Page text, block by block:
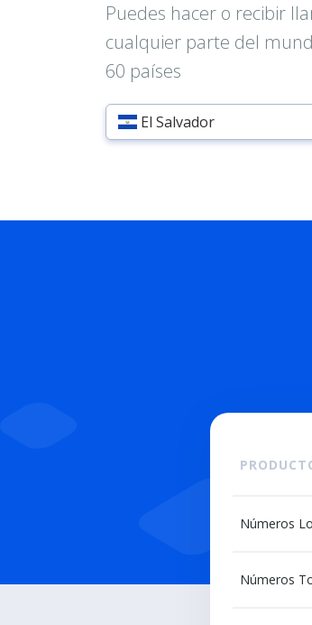
Puedes hacer o recibir
cualquier parte del
60 países
El Salvador
Números
Números